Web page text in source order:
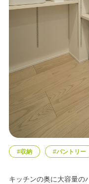
#収納 #パントリー
キッチンの奥に大容量の